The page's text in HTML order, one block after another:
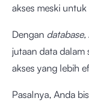
akses meski
Dengan database,
jutaan data dalam
akses yang lebih
Pasalnya, Anda